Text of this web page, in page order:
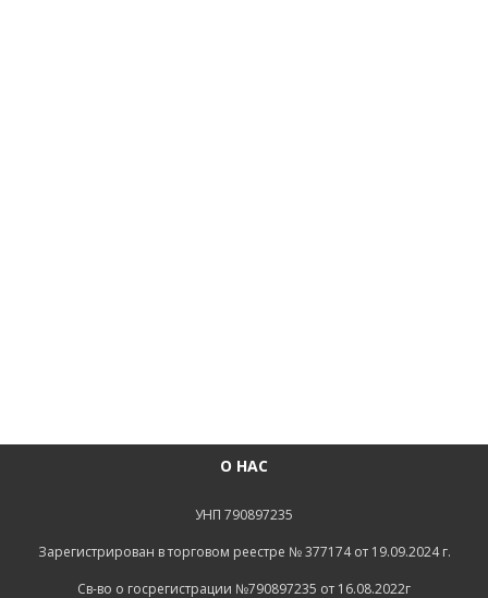
О НАС
УНП 790897235
Зарегистрирован в торговом реестре № 377174 от 19.09.2024 г.
Св-во о госрегистрации №790897235 от 16.08.2022г